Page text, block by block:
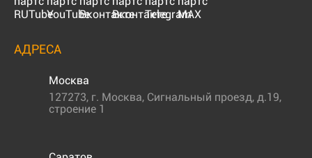
АДРЕСА
Москва
127273, г. Москва, Сигнальный проезд, д.19,
строение 1